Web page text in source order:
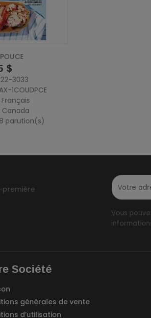
$
3033
1COUDPCE
Canada
parution(s)
première
Vous
Société
générales de vente
d’utilisation